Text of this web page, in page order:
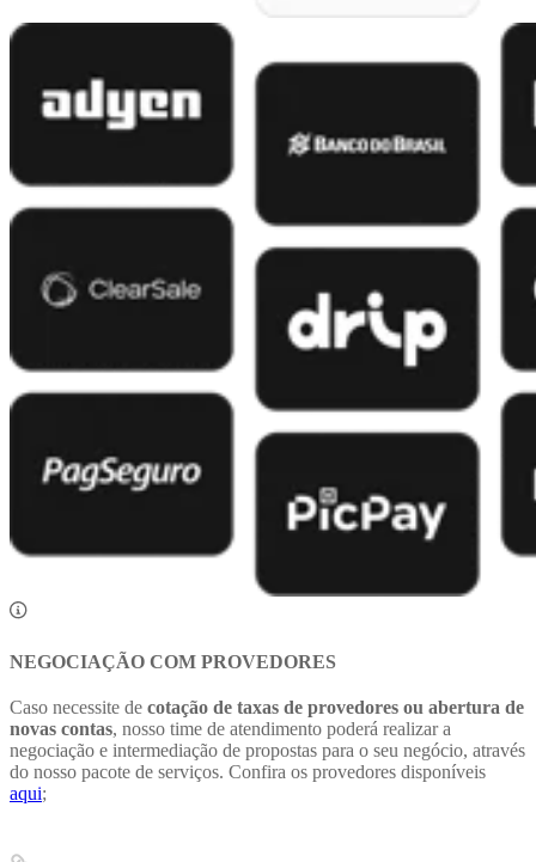
NEGOCIAÇÃO COM PROVEDORES
Caso necessite de cotação de taxas de provedores ou abertura de
novas contas, nosso time de atendimento poderá realizar a
negociação e intermediação de propostas para o seu negócio, através
do nosso pacote de serviços. Confira os provedores disponíveis
aqui;